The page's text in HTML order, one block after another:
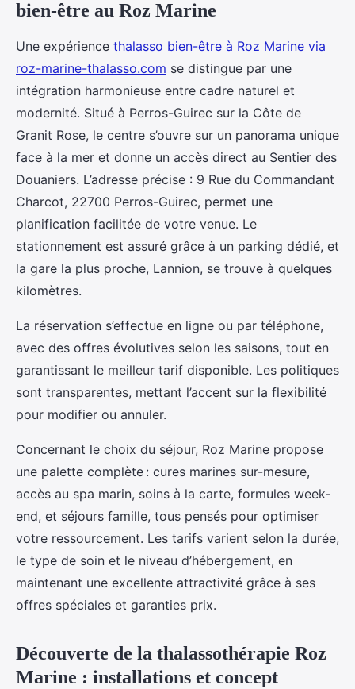
bien-être au Roz Marine
Une expérience thalasso bien-être à Roz Marine via
roz-marine-thalasso.com se distingue par une
intégration harmonieuse entre cadre naturel et
modernité. Situé à Perros-Guirec sur la Côte de
Granit Rose, le centre s’ouvre sur un panorama unique
face à la mer et donne un accès direct au Sentier des
Douaniers. L’adresse précise : 9 Rue du Commandant
Charcot, 22700 Perros-Guirec, permet une
planification facilitée de votre venue. Le
stationnement est assuré grâce à un parking dédié, et
la gare la plus proche, Lannion, se trouve à quelques
kilomètres.
La réservation s’effectue en ligne ou par téléphone,
avec des offres évolutives selon les saisons, tout en
garantissant le meilleur tarif disponible. Les politiques
sont transparentes, mettant l’accent sur la flexibilité
pour modifier ou annuler.
Concernant le choix du séjour, Roz Marine propose
une palette complète : cures marines sur-mesure,
accès au spa marin, soins à la carte, formules week-
end, et séjours famille, tous pensés pour optimiser
votre ressourcement. Les tarifs varient selon la durée,
le type de soin et le niveau d’hébergement, en
maintenant une excellente attractivité grâce à ses
offres spéciales et garanties prix.
Découverte de la thalassothérapie Roz
Marine : installations et concept